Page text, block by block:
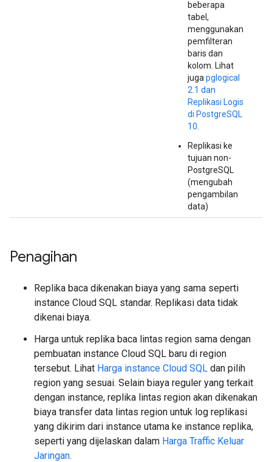
beberapa
tabel,
menggunakan
pemfilteran
baris dan
kolom. Lihat
juga pglogical
2.1 dan
Replikasi Logis
di PostgreSQL
10
Replikasi ke
tujuan non-
PostgreSQL
(mengubah
pengambilan
data)
Penagihan
Replika baca dikenakan biaya yang sama seperti
instance Cloud SQL standar. Replikasi data tidak
dikenai biaya.
Harga untuk replika baca lintas region sama dengan
pembuatan instance Cloud SQL baru di region
tersebut. Lihat Harga instance Cloud SQL dan pilih
region yang sesuai. Selain biaya reguler yang terkait
dengan instance, replika lintas region akan dikenakan
biaya transfer data lintas region untuk log replikasi
yang dikirim dari instance utama ke instance replika,
seperti yang dijelaskan dalam Harga Traffic Keluar
Jaringan.